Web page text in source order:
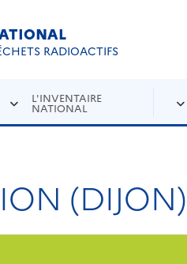
RADIOACTIFS
L'INVENTAIRE
NATIONAL
(DIJON)